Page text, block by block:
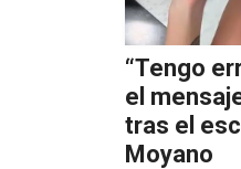
“Tengo
el
tras el
Moyano